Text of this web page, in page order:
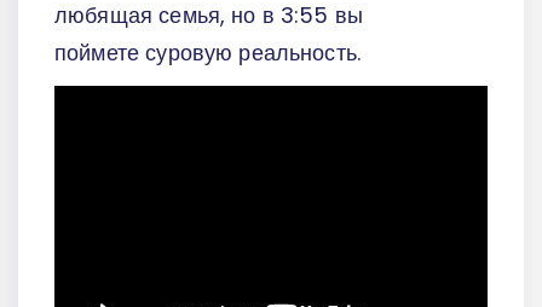
любящая семья, но в 3:55 вы
поймете суровую реальность.